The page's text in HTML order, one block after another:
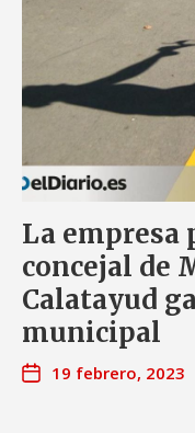
La empresa
concejal de
Calatayud
municipal
19 febrero, 2023